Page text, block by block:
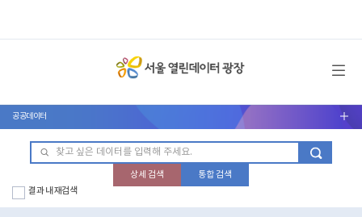
메뉴 열기
공공데이터 서브메뉴 열기
상세 검색
통합 검색
결과 내 재검색